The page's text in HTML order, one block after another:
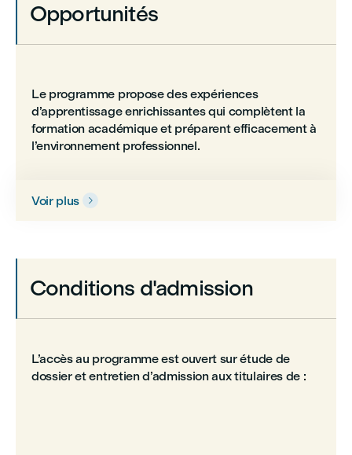
Opportunités
Le programme propose des expériences
d’apprentissage enrichissantes qui complètent la
formation académique et préparent efficacement à
l’environnement professionnel.
Voir plus 
Conditions d'admission
L’accès au programme est ouvert sur étude de
dossier et entretien d’admission aux titulaires de :